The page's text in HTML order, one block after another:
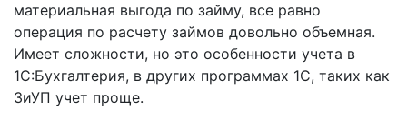
материальная выгода по займу, все равно
операция по расчету займов довольно объемная.
Имеет сложности, но это особенности учета в
1С:Бухгалтерия, в других программах 1С, таких как
ЗиУП учет проще.